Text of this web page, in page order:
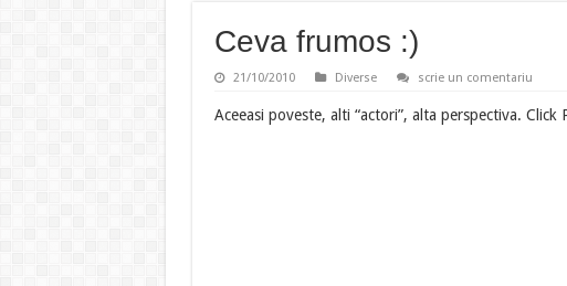
Ceva frumos :)
21/10/2010 Diverse scrie un comentariu
Aceeasi poveste, alti “actori”, alta perspectiva. Click